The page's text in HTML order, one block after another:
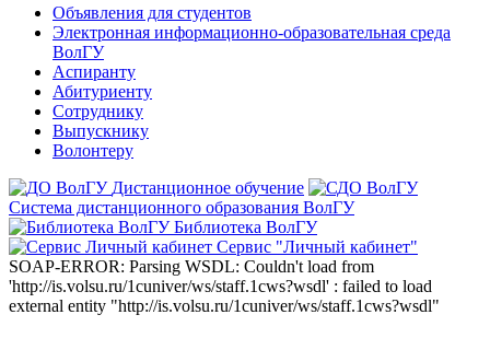
Объявления для студентов
Электронная информационно-образовательная среда
ВолГУ
Аспиранту
Абитуриенту
Сотруднику
Выпускнику
Волонтеру
Дистанционное обучение
Система дистанционного образования ВолГУ
Библиотека ВолГУ
Сервис "Личный кабинет"
SOAP-ERROR: Parsing WSDL: Couldn't load from
'http://is.volsu.ru/1cuniver/ws/staff.1cws?wsdl' : failed to load
external entity "http://is.volsu.ru/1cuniver/ws/staff.1cws?wsdl"